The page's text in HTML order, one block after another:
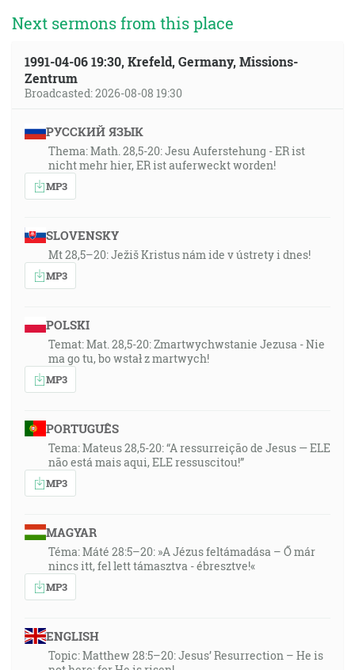
Next sermons from this place
1991-04-06 19:30, Krefeld, Germany, Missions-
Zentrum
Broadcasted: 2026-08-08 19:30
РУССКИЙ ЯЗЫК
Thema: Math. 28,5-20: Jesu Auferstehung - ER ist
nicht mehr hier, ER ist auferweckt worden!
MP3
SLOVENSKY
Mt 28,5–20: Ježiš Kristus nám ide v ústrety i dnes!
MP3
POLSKI
Temat: Mat. 28,5-20: Zmartwychwstanie Jezusa - Nie
ma go tu, bo wstał z martwych!
MP3
PORTUGUÊS
Tema: Mateus 28,5-20: “A ressurreição de Jesus — ELE
não está mais aqui, ELE ressuscitou!”
MP3
MAGYAR
Téma: Máté 28:5–20: »A Jézus feltámadása – Ő már
nincs itt, fel lett támasztva - ébresztve!«
MP3
ENGLISH
Topic: Matthew 28:5–20: Jesus’ Resurrection – He is